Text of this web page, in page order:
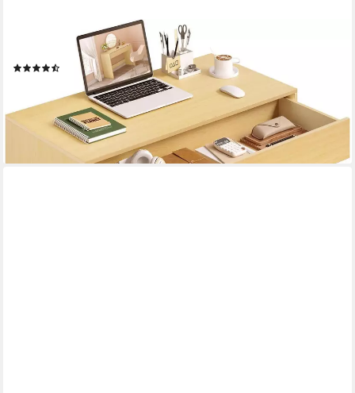
Schreibtisch (1-St), Bürotisch PC Tisch mit Schublade&Stauraum
92,99 €
-26%
lieferbar - in 4-5 Werktagen bei dir